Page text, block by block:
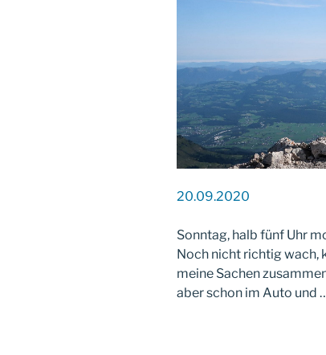
20.09.2020
Sonntag, halb fünf Uhr
Noch nicht richtig wach,
meine Sachen
aber schon im Auto und